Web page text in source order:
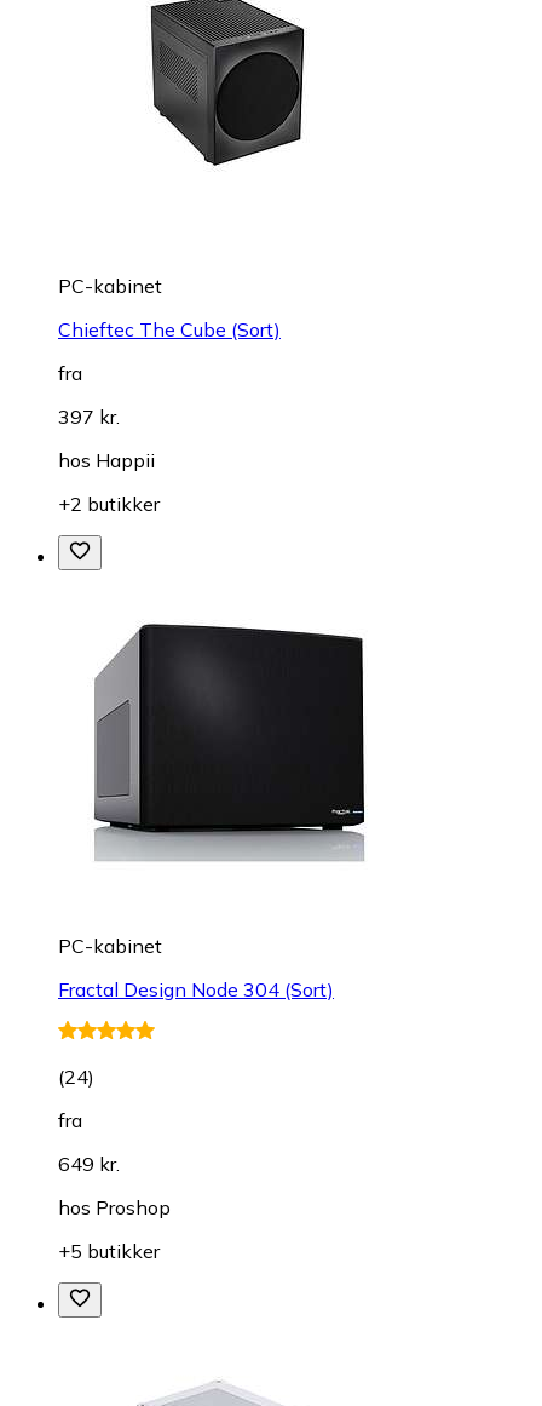
PC-kabinet
Chieftec The Cube (Sort)
fra
397 kr.
hos Happii
+2 butikker
PC-kabinet
Fractal Design Node 304 (Sort)
(24)
fra
649 kr.
hos Proshop
+5 butikker